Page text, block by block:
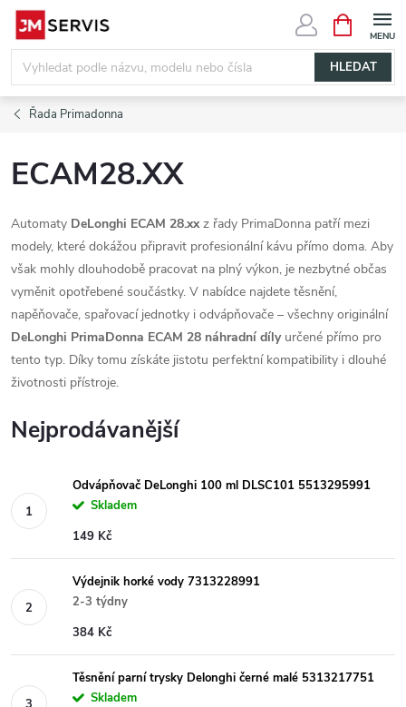
Přejít
obsah
HLEDAT
NÁKUPNÍ
KOŠÍK
Řada Primadonna
ECAM28.XX
Automaty DeLonghi ECAM 28.xxz řady PrimaDonna patří mezi
modely, které dokážou připravit profesionální kávu přímo doma. Aby
však mohly dlouhodobě pracovat na plný výkon, je nezbytné občas
vyměnit opotřebené součástky. V nabídce najdete těsnění,
napěňovače, spařovací jednotky i odvápňovače – všechny originální
DeLonghi PrimaDonna ECAM 28 náhradní dílyurčené přímo pro
tento typ. Díky tomu získáte jistotu perfektní kompatibility i dlouhé
životnosti přístroje.
Nejprodávanější
Odvápňovač DeLonghi 100 ml DLSC101 5513295991
Skladem
149 Kč
Výdejnik horké vody 7313228991
2-3 týdny
384 Kč
Těsnění parní trysky Delonghi černé malé 5313217751
Skladem